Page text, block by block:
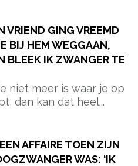
VRIEND GING VREEMD
BIJ HEM WEGGAAN,
BLEEK IK ZWANGER TE
niet meer is waar je op
dan kan dat heel...
AFFAIRE TOEN ZIJN
WAS: ‘IK